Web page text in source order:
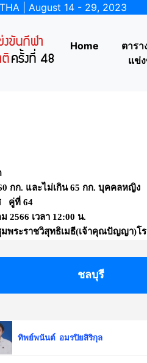
| August 14 - 29, 2023
Home
ตารา
แข่
กก. และไม่เกิน 65 กก. บุคคลหญิง
คู่ที่ 64
2566 เวลา 12:00 น.
พระราชวิสุทธิเมธี(เจ้าคุณปัญญา)โร
ชลบุรี
ทิพย์พนันต์ อมรปิยสิริกุล